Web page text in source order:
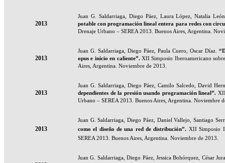
2013
Juan G. Saldarriaga, Diego Páez, Laura López, Natalia
potable con programación lineal entera para redes con
Drenaje Urbano – SEREA 2013. Buenos Aires, Argentina.
2013
Juan G. Saldarriaga, Diego Páez, Paula Cuero, Oscar Díaz. “
opus e inicio en caliente”. XII Simposio Iberoamericano
Aires, Argentina. Noviembre de 2013.
2013
Juan G. Saldarriaga, Diego Páez, Camilo Salcedo, David
dependientes de la presión usando programación lineal”.
Urbano – SEREA 2013. Buenos Aires, Argentina. Noviembre
2013
Juan G. Saldarriaga, Diego Páez, Daniel Vallejo, Santiago
como el diseño de una red de distribución”. XII Simposio
SEREA 2013. Buenos Aires, Argentina. Noviembre de 2013.
Juan G. Saldarriaga, Diego Páez, Jessica Bohórquez, César